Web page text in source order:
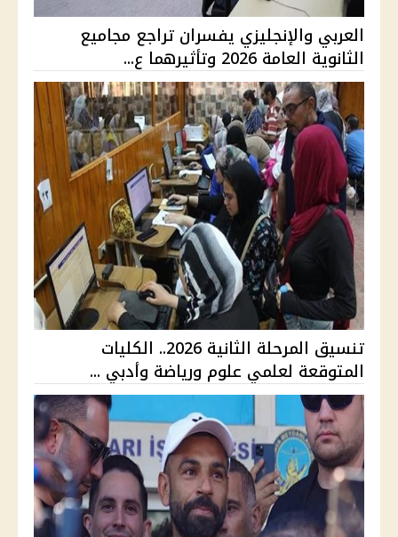
العربي والإنجليزي يفسران تراجع مجاميع
الثانوية العامة 2026 وتأثيرهما ع...
تنسيق المرحلة الثانية 2026.. الكليات
المتوقعة لعلمي علوم ورياضة وأدبي ...